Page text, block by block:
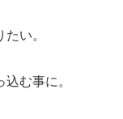
い。
む事に。